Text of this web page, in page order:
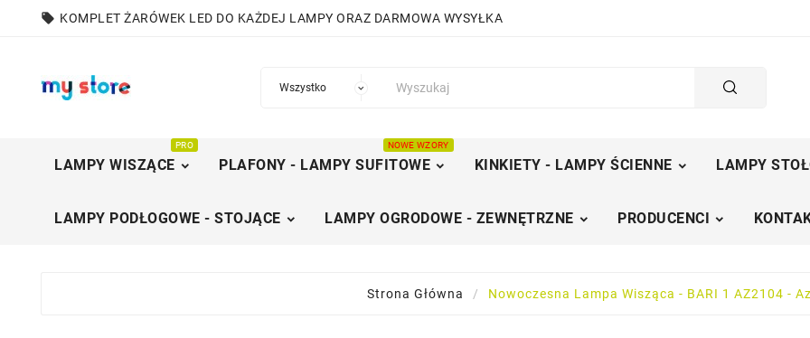
local_offer KOMPLET ŻARÓWEK LED DO KAŻDEJ LAMPY ORAZ DARMOWA WYSYŁKA
LAMPY WISZĄCE
PRO
PLAFONY - LAMPY SUFITOWE
NOWE WZORY
KINKIETY - LAMPY ŚCIENNE LAMPY
LAMPY PODŁOGOWE - STOJĄCE LAMPY OGRODOWE - ZEWNĘTRZNE PRODUCENCI
Strona Główna Nowoczesna Lampa Wisząca - BARI 1 AZ2104 -